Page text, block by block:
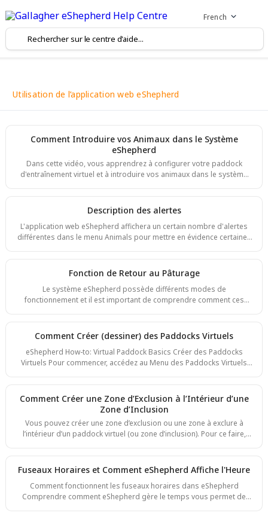
French
Utilisation de l’application web eShepherd
Comment Introduire vos Animaux dans le Système
eShepherd
Dans cette vidéo, vous apprendrez à configurer votre paddock
d'entraînement virtuel et à introduire vos animaux dans le système
animaux au système eShepherd, il est important de les entraîner à
réagir correctement à la clôture virtuelle. Après avoir posé les
colliers sur les animaux et les avoir associés à leurs étiquettes
d'identific
Description des alertes
L'application web eShepherd affichera un certain nombre d'alertes
différentes dans le menu Animals pour mettre en évidence certaines
l'alerte. Charge de la batterie et alertes Les alertes de batterie
peuvent être consultées aussi bien dans le menu Animals que dans
le menu Unfitted Neckbands. Selon vos paramètres d'affichage
(Table, C
Fonction de Retour au Pâturage
Le système eShepherd possède différents modes de
fonctionnement et il est important de comprendre comment ces
terminologie que nous allons utiliser. Les lignes blanches
représentent les clôtures physiques. Les lignes orange représentent
les clôtures virtuelles actives.
Comment Créer (dessiner) des Paddocks Virtuels
eShepherd How-to: Virtual Paddock Basics Créer des Paddocks
Virtuels Pour commencer, accédez au Menu des Paddocks Virtuels
créer un nouveau paddock virtuel, cliquez sur le bouton Créer (le
signe plus) pour ouvrir l’outil de dessin. Commencez par
Comment Créer une Zone d’Exclusion à l’Intérieur d’une
Zone d’Inclusion
Vous pouvez créer une zone d’exclusion ou une zone à exclure à
l’intérieur d’un paddock virtuel (ou zone d’inclusion). Pour ce faire,
paddock virtuel (votre zone d’inclusion, abrégée IZ) et que vous avez
“fermé” la forme en cliquant de nouveau sur le point de départ, votre
curseur n’est plus attaché à l’outil de dessin de polygones. Allez
maintenant sur le côté g
Fuseaux Horaires et Comment eShepherd Affiche l'Heure
Comment fonctionnent les fuseaux horaires dans eShepherd
Comprendre comment eShepherd gère le temps vous permet de